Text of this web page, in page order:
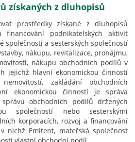
získaných z dluhopisů
prostředky získané z dluhopisů
podnikatelských aktivit
společnosti a sesterských společností
nákupu, revitalizace, pronájmu,
nákupu obchodních podílů v
jejichž hlavní ekonomickou činností
zakládání obchodních
ekonomickou činností je správa
obchodních podílů držených
společností nebo sesterskými
korporacích, rozvoj a financování
nichž Emitent, mateřská společnost